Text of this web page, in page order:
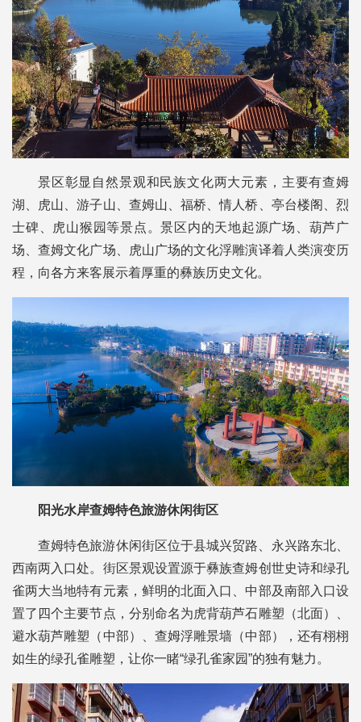
景区彰显自然景观和民族文化两大元素，主要有查姆
湖、虎山、游子山、查姆山、福桥、情人桥、亭台楼阁、烈
士碑、虎山猴园等景点。景区内的天地起源广场、葫芦广
场、查姆文化广场、虎山广场的文化浮雕演译着人类演变历
程，向各方来客展示着厚重的彝族历史文化。
阳光水岸查姆特色旅游休闲街区
查姆特色旅游休闲街区位于县城兴贸路、永兴路东北、
西南两入口处。街区景观设置源于彝族查姆创世史诗和绿孔
雀两大当地特有元素，鲜明的北面入口、中部及南部入口设
置了四个主要节点，分别命名为虎背葫芦石雕塑（北面）、
避水葫芦雕塑（中部）、查姆浮雕景墙（中部），还有栩栩
如生的绿孔雀雕塑，让你一睹“绿孔雀家园”的独有魅力。